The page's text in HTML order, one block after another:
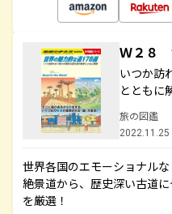
Ｗ２８
いつか訪
とともに
旅の図鑑
2022.11.25
世界各国のエモーショナル
絶景道から、歴史深い古道
を厳選！